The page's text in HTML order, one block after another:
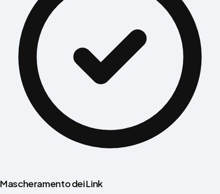
Mascheramento dei Link